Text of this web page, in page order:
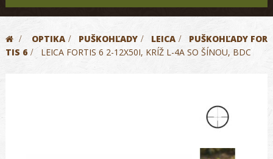
> OPTIKA > PUŠKOHĽADY > LEICA >
PUŠKOHĽADY FOR
TIS 6 > LEICA FORTIS 6 2-12X50I, KRÍŽ L-4A SO ŠÍNOU, BDC